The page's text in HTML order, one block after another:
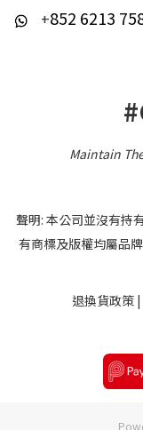
+852 6213
Maintain
聲明: 本公司並沒有持
有商標及版權均屬品
退換貨政策 |